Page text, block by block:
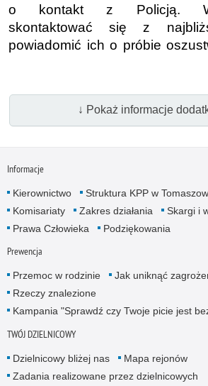
o kontakt z Policją.
skontaktować się z
powiadomić ich o próbie
↓ Pokaż informacje
Informacje
Kierownictwo
Struktura KPP w
Komisariaty
Zakres działania
Skargi i
Prawa Człowieka
Podziękowania
Prewencja
Przemoc w rodzinie
Jak uniknąć
Rzeczy znalezione
Kampania "Sprawdź czy Twoje picie jest
TWÓJ DZIELNICOWY
Dzielnicowy bliżej nas
Mapa rejonów
Zadania realizowane przez dzielnicowych